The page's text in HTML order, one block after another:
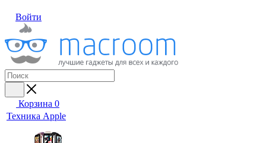
Войти
Корзина 0
Техника Apple